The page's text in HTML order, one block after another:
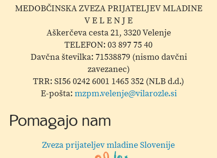
MEDOBČINSKA ZVEZA PRIJATELJEV MLADINE
V E L E N J E
Aškerčeva cesta 21, 3320 Velenje
TELEFON: 03 897 75 40
Davčna številka: 71538879 (nismo davčni
zavezanec)
TRR: SI56 0242 6001 1465 352 (NLB d.d.)
E-pošta: mzpm.velenje@vilarozle.si
Pomagajo nam
Zveza prijateljev mladine Slovenije